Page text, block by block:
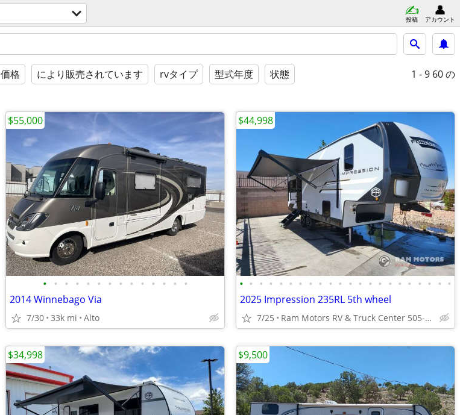
投稿 アカウント
価格 により販売されています rvタイプ 型式年度 状態 1 - 9 60 の
• • • • • • • • • • • • • •
2014 Winnebago Via
7/30 33k mi Alto
$55,000
• • • • • • • • • • • • • • • • • • • • • •
2025 Impression 235RL 5th wheel
7/25 Ram Motors RV & Truck Center 505-892-3600
$44,998
$34,998 $9,500